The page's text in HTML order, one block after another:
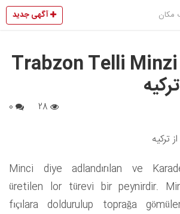
مکان آگهی جدید
واردات پنیر Trabzon Telli Minzi
ترکیه
Minci diye adlandırılan ve
üretilen lor türevi bir peynirdir.
fıçılara doldurulup toprağa